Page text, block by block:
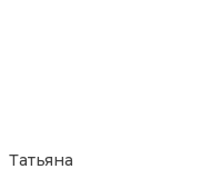
Татьяна